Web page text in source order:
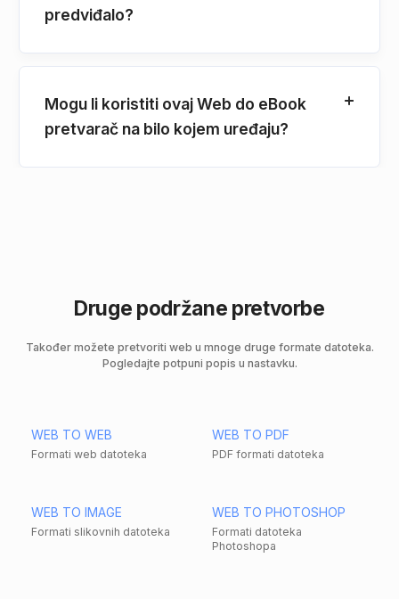
predviđalo?
Mogu li koristiti ovaj Web do eBook
pretvarač na bilo kojem uređaju?
Druge podržane pretvorbe
Također možete pretvoriti web u mnoge druge formate datoteka.
Pogledajte potpuni popis u nastavku.
WEB TO WEB
Formati web datoteka
WEB TO PDF
PDF formati datoteka
WEB TO IMAGE
Formati slikovnih datoteka
WEB TO PHOTOSHOP
Formati datoteka
Photoshopa